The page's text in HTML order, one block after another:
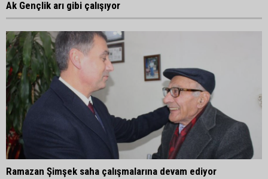
Ak Gençlik arı gibi çalışıyor
Ramazan Şimşek saha çalışmalarına devam ediyor